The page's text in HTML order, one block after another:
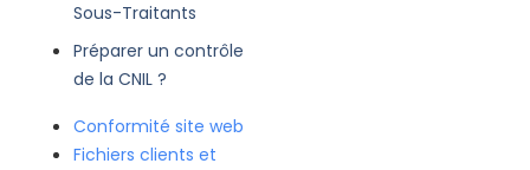
Sous-Traitants
Préparer un contrôle
de la CNIL ?
Conformité site web
Fichiers clients et